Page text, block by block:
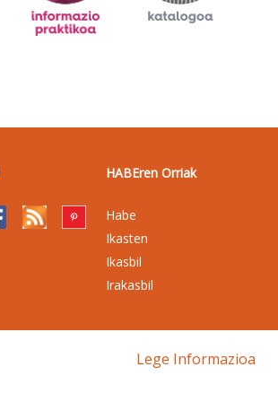
HABEren Orriak
Habe
Ikasten
Ikasbil
Irakasbil
Lege Informazioa